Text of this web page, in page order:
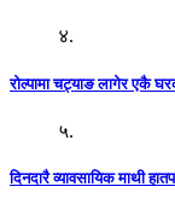
४.
रोल्पामा चट्याङ लागेर एकै
५.
दिनदारै व्यावसायिक माथी